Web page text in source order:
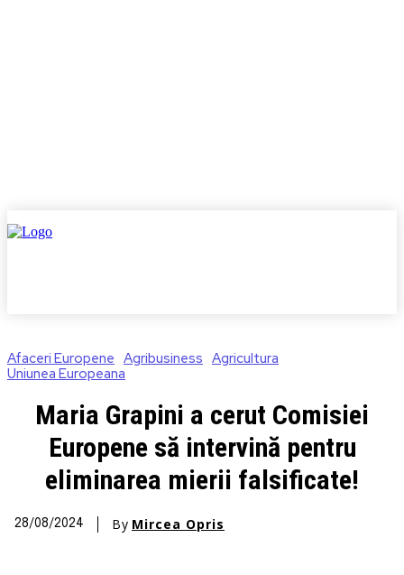
Afaceri Europene Agribusiness Agricultura
Uniunea Europeana
Maria Grapini a cerut Comisiei
Europene să intervină pentru
eliminarea mierii falsificate!
28/08/2024 By Mircea Opris